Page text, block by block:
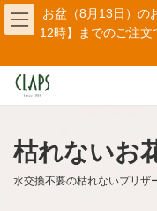
コ
ン
テ
ツ
ス
ナ
ビ
ゲ
シ
ン
お盆（8月13日）の
12時】までのご注
枯れないお
水交換不要の枯れないプリザ